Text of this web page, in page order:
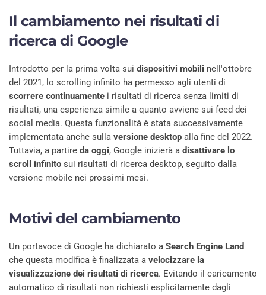
Il cambiamento nei risultati di
ricerca di Google
Introdotto per la prima volta sui dispositivi mobili nell'ottobre
del 2021, lo scrolling infinito ha permesso agli utenti di
scorrere continuamente i risultati di ricerca senza limiti di
risultati, una esperienza simile a quanto avviene sui feed dei
social media. Questa funzionalità è stata successivamente
implementata anche sulla versione desktop alla fine del 2022.
Tuttavia, a partire da oggi, Google inizierà a disattivare lo
scroll infinito sui risultati di ricerca desktop, seguito dalla
versione mobile nei prossimi mesi.
Motivi del cambiamento
Un portavoce di Google ha dichiarato a Search Engine Land
che questa modifica è finalizzata a velocizzare la
visualizzazione dei risultati di ricerca. Evitando il caricamento
automatico di risultati non richiesti esplicitamente dagli